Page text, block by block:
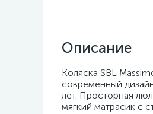
Описание
Коляска SBL
современный
лет. Просторная
мягкий матрасик с